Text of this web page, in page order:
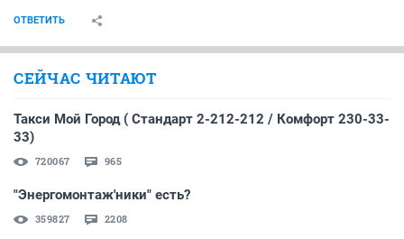
ОТВЕТИТЬ
СЕЙЧАС ЧИТАЮТ
Такси Мой Город ( Стандарт 2-212-212 / Комфорт 230-33-
33)
720067 965
"Энергомонтаж'ники" есть?
359827 2208